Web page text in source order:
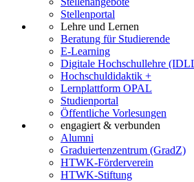
Stellenportal
Lehre und Lernen
Beratung für Studierende
E-Learning
Digitale Hochschullehre
Hochschuldidaktik +
Lernplattform OPAL
Studienportal
Öffentliche Vorlesungen
engagiert & verbunden
Alumni
Graduiertenzentrum (GradZ)
HTWK-Förderverein
HTWK-Stiftung